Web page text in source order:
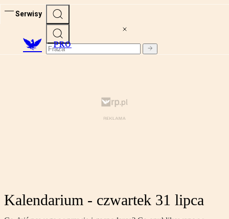
Serwisy
PRO
Kalendarium - czwartek 31 lipca